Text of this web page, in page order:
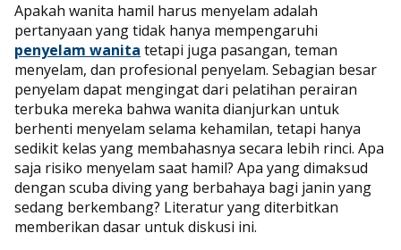
Apakah wanita hamil harus menyelam adalah
pertanyaan yang tidak hanya mempengaruhi
penyelam wanita tetapi juga pasangan, teman
menyelam, dan profesional penyelam. Sebagian besar
penyelam dapat mengingat dari pelatihan perairan
terbuka mereka bahwa wanita dianjurkan untuk
berhenti menyelam selama kehamilan, tetapi hanya
sedikit kelas yang membahasnya secara lebih rinci. Apa
saja risiko menyelam saat hamil? Apa yang dimaksud
dengan scuba diving yang berbahaya bagi janin yang
sedang berkembang? Literatur yang diterbitkan
memberikan dasar untuk diskusi ini.